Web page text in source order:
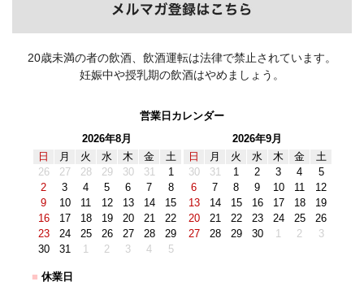
20歳未満の者の飲酒、飲酒運転は法律で禁止されています。
妊娠中や授乳期の飲酒はやめましょう。
営業日カレンダー
2026年8月
日
月 火 水 木 金
土
26
27 28 29 30 31
1
2
3 4 5 6 7
8
9
10 11 12 13 14
15
16
17 18 19 20 21
22
23
24 25 26 27 28
29
30
31 1 2 3 4 5
2026年9月
日
月 火 水 木 金
土
30
31 1 2 3 4
5
6
7 8 9 10 11
12
13
14 15 16 17 18
19
20
21 22 23 24 25
26
27
28 29 30 1 2 3
■ 休業日